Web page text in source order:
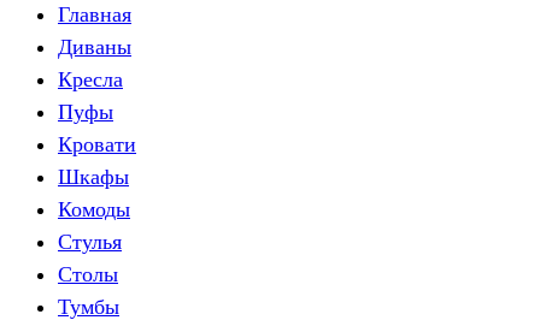
Главная
Диваны
Кресла
Пуфы
Кровати
Шкафы
Комоды
Стулья
Столы
Тумбы